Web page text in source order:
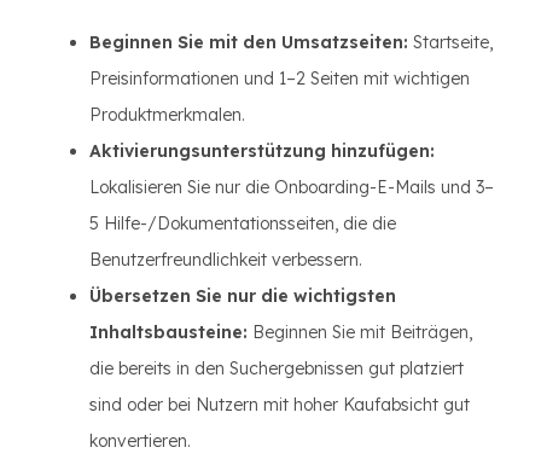
Beginnen Sie mit den Umsatzseiten: Startseite,
Preisinformationen und 1–2 Seiten mit wichtigen
Produktmerkmalen.
Aktivierungsunterstützung hinzufügen:
Lokalisieren Sie nur die Onboarding-E-Mails und 3–
5 Hilfe-/Dokumentationsseiten, die die
Benutzerfreundlichkeit verbessern.
Übersetzen Sie nur die wichtigsten
Inhaltsbausteine: Beginnen Sie mit Beiträgen,
die bereits in den Suchergebnissen gut platziert
sind oder bei Nutzern mit hoher Kaufabsicht gut
konvertieren.